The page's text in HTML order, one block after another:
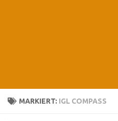
MARKIERT: IGL COMPASS